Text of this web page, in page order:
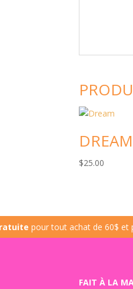
DREAM
$25.00
pour tout achat de 60$ et plus.
FAIT À LA